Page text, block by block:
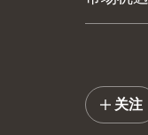
关注